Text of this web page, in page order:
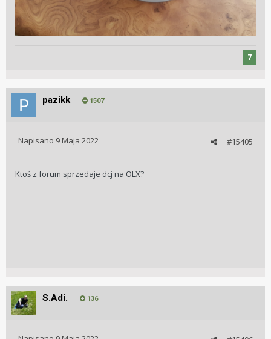
7
pazikk 1507
#15405
Napisano 9 Maja 2022
Ktoś z forum sprzedaje dcj na OLX?
S.Adi. 136